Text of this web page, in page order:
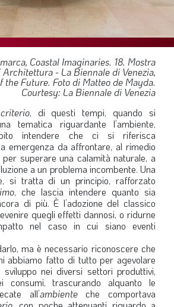
FIL ROUGE
NUMERO
DI EVASIO
Coastal Imaginaries. 18. Mostra
- La Biennale di Venezia,
the Future. Foto di Matteo de Mayda.
Courtesy: La Biennale di Venezia
criterio, di questi tempi, quando si
tematica riguardante l’ambiente,
intendere che ci si riferisca
emergenza da affrontare, al rimedio
superare una calamità naturale, a
a un problema incombente. Una
si tratta di un principio, rafforzato
, che lascia intendere quanto sia
di più. È l’adozione del classico
quegli effetti dannosi, o ridurne
nel caso in cui siano eventi
ma è necessario riconoscere che
abbiamo fatto di tutto per agevolare
nei diversi settori produttivi,
consumi, trascurando alquanto le
all’ambienteche comportava